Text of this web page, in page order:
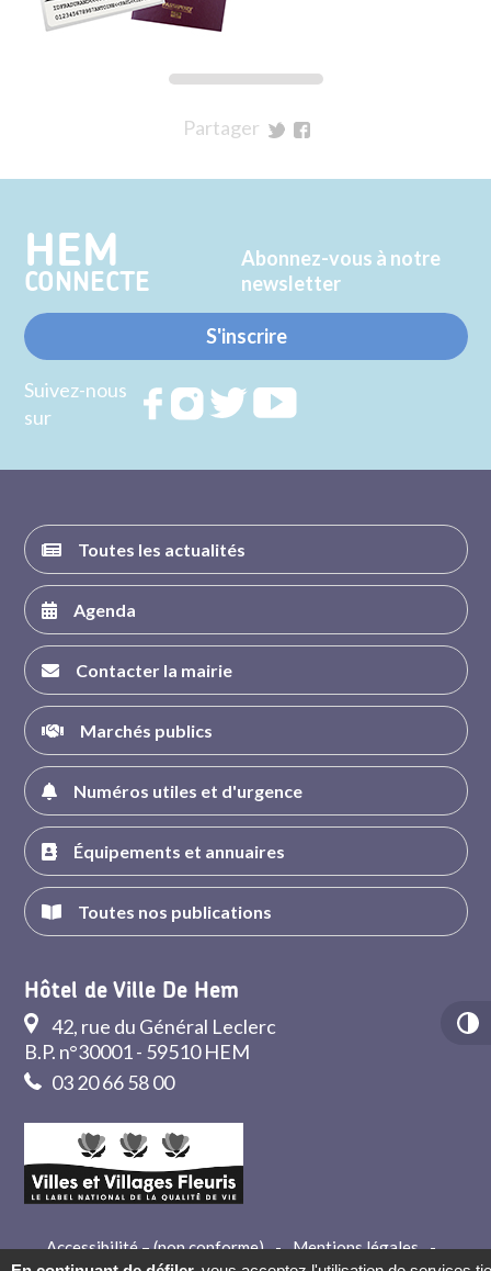
Partager
Twitter
Facebook
HEM
CONNECTE
Abonnez-vous à notre
newsletter
S'inscrire
Suivez-nous
sur
RejoignezRejoignezRejoignez
Toutes les actualités
Agenda
Contacter la mairie
Marchés publics
Numéros utiles et d'urgence
Équipements et annuaires
Toutes nos publications
Hôtel de Ville De Hem
42, rue du Général Leclerc
B.P. n°30001 - 59510 HEM
03 20 66 58 00
Accessibilité – (non conforme) - Mentions légales -